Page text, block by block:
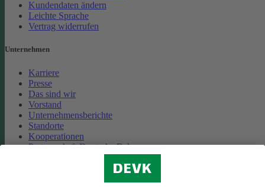
Kundendaten ändern
Leichte Sprache
Vertrag widerrufen
Unternehmen
Karriere
Presse
Das sind wir
Vorstand
Unternehmensberichte
Standorte
Kooperationen
Partnerschaft Deutsche Bahn